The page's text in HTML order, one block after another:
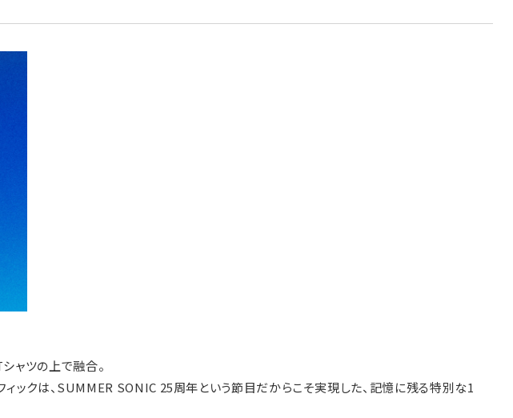
ャツの上で融合。
ィックは、SUMMER SONIC 25周年という節目だからこそ実現した、記憶に残る特別な1